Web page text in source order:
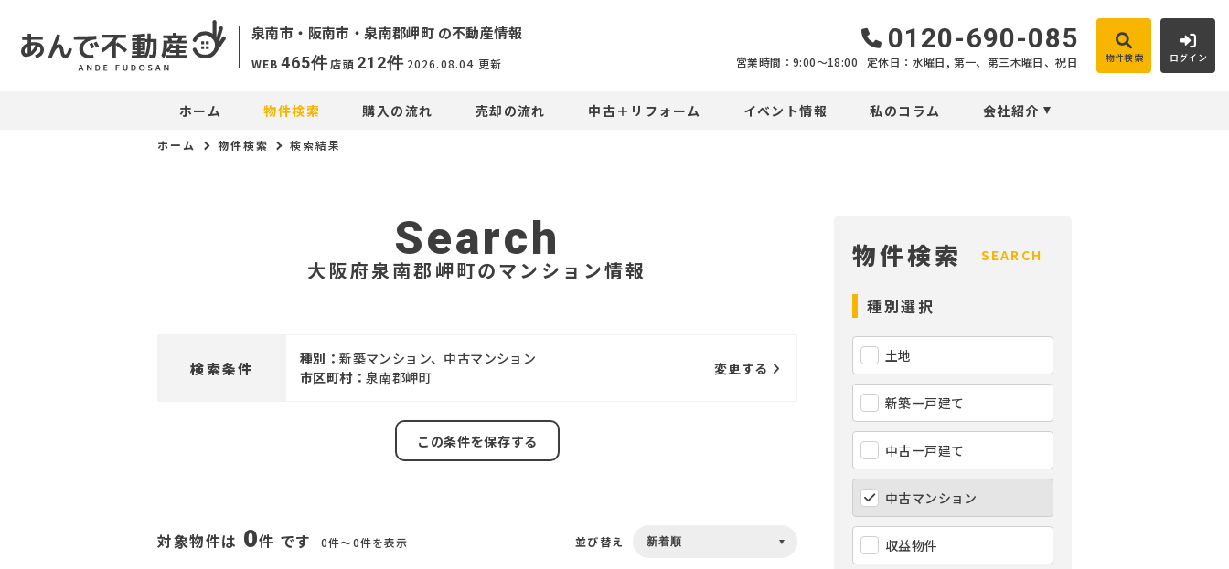
泉南市・阪南市・ 泉南郡岬町 の不動産情報
WEB 465件店頭 212件 2026.08.04 更新
0120-690-085
営業時間：9:00〜18:00 定休日：水曜日, 第一、第三木曜日、祝日 物件検索 ログイン
ホーム 物件検索 購入の流れ 売却の流れ 中古＋リフォーム イベント情報 私のコラム 会社紹介
ホーム 物件検索 検索結果
Search
大阪府泉南郡岬町のマンション情報
検索条件
種別：新築マンション、中古マンション
市区町村： 泉南郡岬町
変更する
この条件を保存する
対象物件は 0件 です 0件〜0件を表示 並び替え
物件検索 SEARCH
種別選択
土地
新築一戸建て
中古一戸建て
中古マンション
収益物件